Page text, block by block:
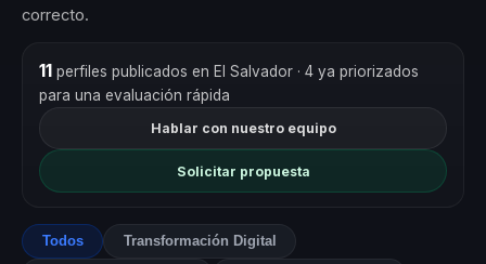
correcto.
11 perfiles publicados en El Salvador · 4 ya priorizados
para una evaluación rápida
Hablar con nuestro equipo
Solicitar propuesta
Todos Transformación Digital